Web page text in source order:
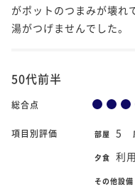
がポットのつまみが壊れ
湯がつげませんでした。
50代前半
総合点
項目別評価 部屋 5
夕食 利
その他設備